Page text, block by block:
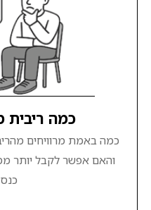
כמה ריבית
כמה באמת מרוויחים
והאם אפשר לקבל יותר